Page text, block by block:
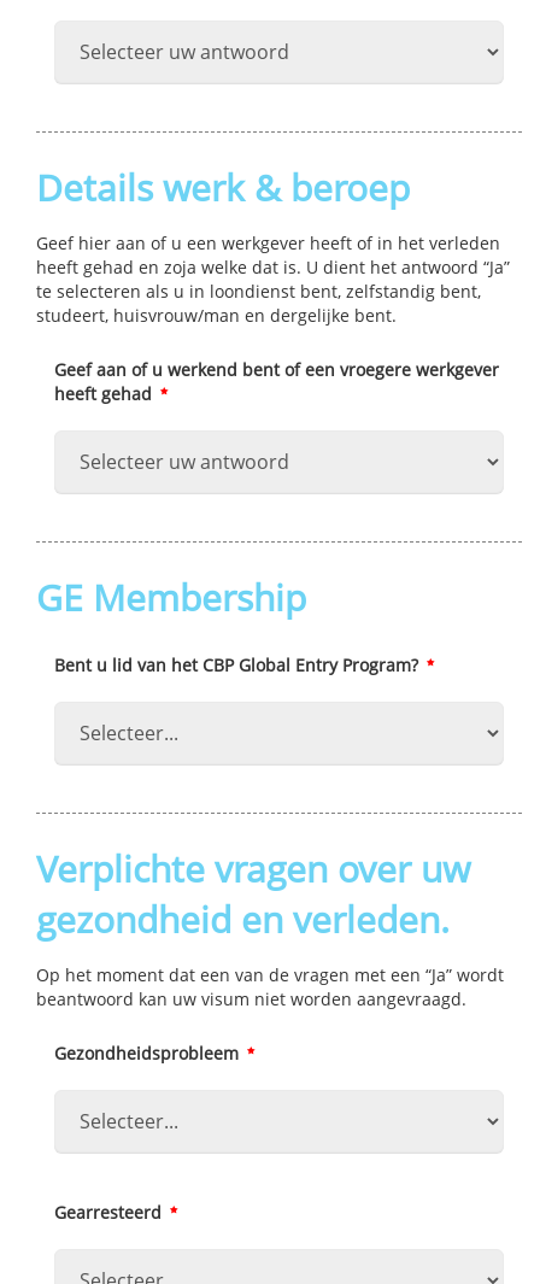
Details werk & beroep
Geef hier aan of u een werkgever heeft of in het verleden
heeft gehad en zoja welke dat is. U dient het antwoord “Ja”
te selecteren als u in loondienst bent‚ zelfstandig bent‚
studeert‚ huisvrouw/man en dergelijke bent.
Geef aan of u werkend bent of een vroegere werkgever
heeft gehad
GE Membership
Bent u lid van het CBP Global Entry Program?
Verplichte vragen over uw
gezondheid en verleden.
Op het moment dat een van de vragen met een “Ja” wordt
beantwoord kan uw visum niet worden aangevraagd.
Gezondheidsprobleem
Gearresteerd